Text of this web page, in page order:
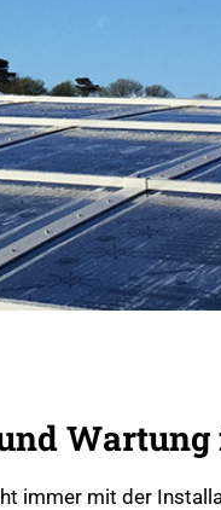
immer mit der